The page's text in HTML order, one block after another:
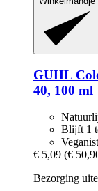
GUHL
40, 100 ml
Blijft 1
€ 5,09 (€
Bezorging